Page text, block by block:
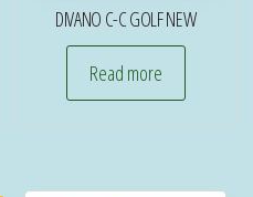
DIVANO C-C GOLF NEW
Read more